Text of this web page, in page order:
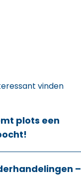
vinden
plots een
–